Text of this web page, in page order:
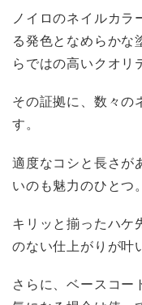
ノイロのネイルカラ
る発色となめらかな
らではの高いクオリ
その証拠に、数々の
す。
適度なコシと長さが
いのも魅力のひとつ。
キリッと揃ったハケ
のない仕上がりが叶
さらに、ベースコー